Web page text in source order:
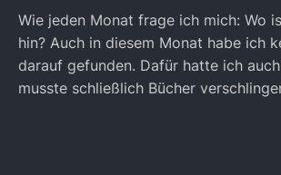
Wie jeden Monat frage ich mich: Wo
hin? Auch in diesem Monat habe ich
darauf gefunden. Dafür hatte ich
musste schließlich Bücher